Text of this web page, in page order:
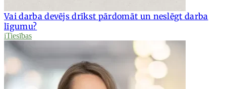
Vai darba devējs drīkst pārdomāt un neslēgt darba
līgumu?
iTiesības